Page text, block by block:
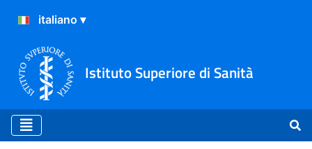
Istituto Superiore di Sanità